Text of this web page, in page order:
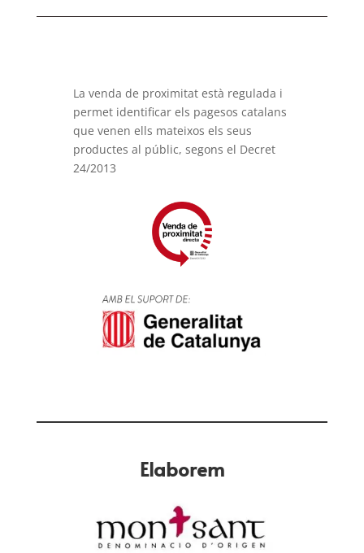
La venda de proximitat està regulada i
permet identificar els pagesos catalans
que venen ells mateixos els seus
productes al públic, segons el Decret
24/2013
Elaborem